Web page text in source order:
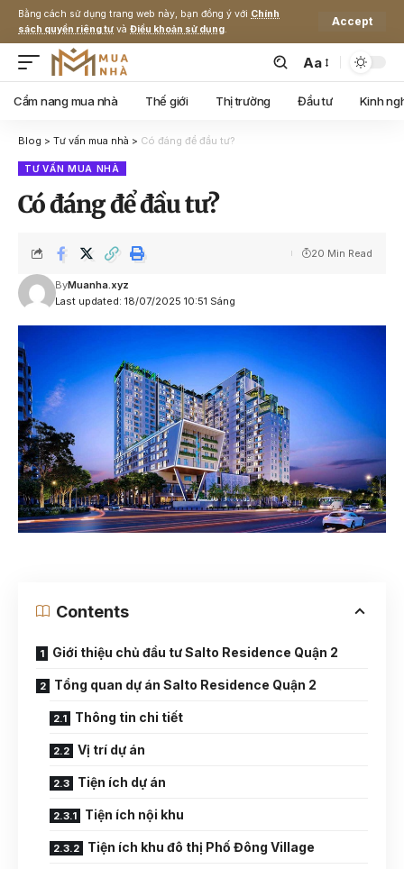
Bằng cách sử dụng trang web này, bạn đồng ý với Chính
sách quyền riêng tư và Điều khoản sử dụng.
Accept
Aa
Cẩm nang mua nhà Thế giới Thị trường Đầu tư Kinh
Blog > Tư vấn mua nhà > Có đáng để đầu tư?
TƯ VẤN MUA NHÀ
Có đáng để đầu tư?
Last updated: 18/07/2025 10:51 Sáng
ByMuanha.xyz
20 Min Read
Contents
Giới thiệu chủ đầu tư Salto Residence Quận 2
Tổng quan dự án Salto Residence Quận 2
Thông tin chi tiết
Vị trí dự án
Tiện ích dự án
Tiện ích nội khu
Tiện ích khu đô thị Phố Đông Village